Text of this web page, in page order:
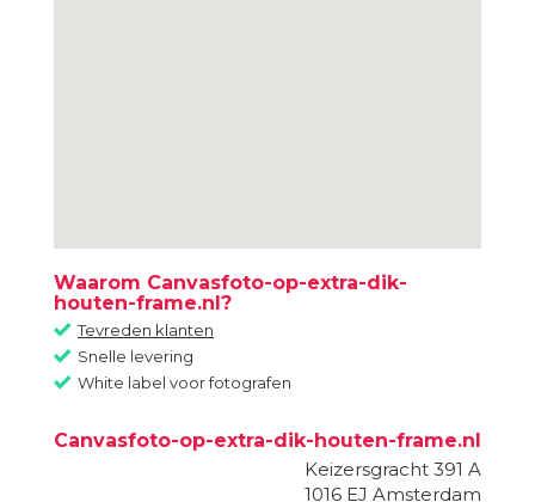
Waarom Canvasfoto-op-extra-dik-
houten-frame.nl?
Tevreden klanten
Snelle levering
White label voor fotografen
Canvasfoto-op-extra-dik-houten-frame.nl
Keizersgracht 391 A
1016 EJ Amsterdam